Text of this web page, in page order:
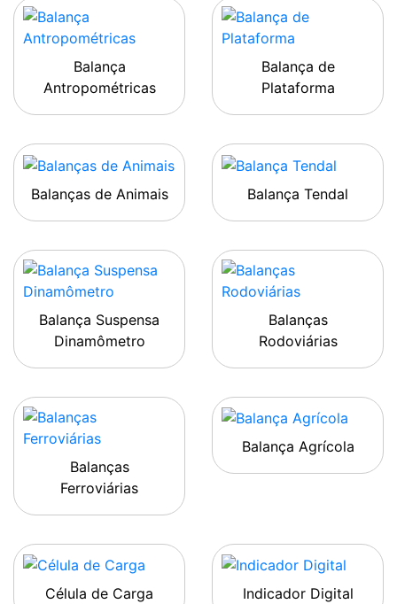
Balança
Antropométricas
Balança de
Plataforma
Balanças de Animais Balança Tendal
Balança Suspensa
Dinamômetro
Balanças
Rodoviárias
Balanças
Ferroviárias
Balança Agrícola
Célula de Carga Indicador Digital